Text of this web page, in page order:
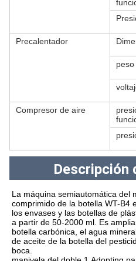
Precalentador
peso
Compresor de aire
Descripción
La máquina semiautomática del
comprimido de la botella WT-B4
los envases y las botellas de
a partir de 50-2000 ml. Es
botella carbónica, el agua
de aceite de la botella del
boca.